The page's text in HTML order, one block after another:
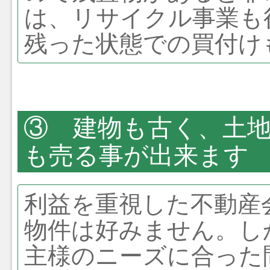
は、リサイクル事業
残った状態での買付
③ 建物も古く、土地
も売る事が出来ます
利益を重視した不動
物件は好みません。
主様のニーズに合っ